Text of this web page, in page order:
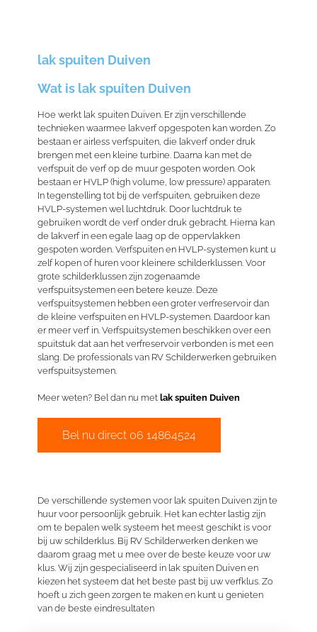
lak spuiten Duiven
Wat is lak spuiten Duiven
Hoe werkt lak spuiten Duiven. Er zijn verschillende
technieken waarmee lakverf opgespoten kan worden. Zo
bestaan er airless verfspuiten, die lakverf onder druk
brengen met een kleine turbine. Daarna kan met de
verfspuit de verf op de muur gespoten worden. Ook
bestaan er HVLP (high volume, low pressure) apparaten.
In tegenstelling tot bij de verfspuiten, gebruiken deze
HVLP-systemen wel luchtdruk. Door luchtdruk te
gebruiken wordt de verf onder druk gebracht. Hierna kan
de lakverf in een egale laag op de oppervlakken
gespoten worden. Verfspuiten en HVLP-systemen kunt u
zelf kopen of huren voor kleinere schilderklussen. Voor
grote schilderklussen zijn zogenaamde
verfspuitsystemen een betere keuze. Deze
verfspuitsystemen hebben een groter verfreservoir dan
de kleine verfspuiten en HVLP-systemen. Daardoor kan
er meer verf in. Verfspuitsystemen beschikken over een
spuitstuk dat aan het verfreservoir verbonden is met een
slang. De professionals van RV Schilderwerken gebruiken
verfspuitsystemen.
Meer weten? Bel dan nu met lak spuiten Duiven
Bel nu direct 06 14864524
De verschillende systemen voor lak spuiten Duiven zijn te
huur voor persoonlijk gebruik. Het kan echter lastig zijn
om te bepalen welk systeem het meest geschikt is voor
bij uw schilderklus. Bij RV Schilderwerken denken we
daarom graag met u mee over de beste keuze voor uw
klus. Wij zijn gespecialiseerd in lak spuiten Duiven en
kiezen het systeem dat het beste past bij uw verfklus. Zo
hoeft u zich geen zorgen te maken en kunt u genieten
van de beste eindresultaten